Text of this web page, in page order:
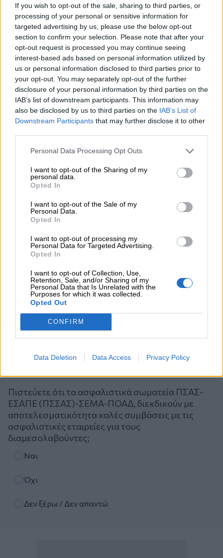
If you wish to opt-out of the sale, sharing to third parties, or
processing of your personal or sensitive information for
targeted advertising by us, please use the below opt-out
section to confirm your selection. Please note that after your
opt-out request is processed you may continue seeing
interest-based ads based on personal information utilized by
us or personal information disclosed to third parties prior to
your opt-out. You may separately opt-out of the further
disclosure of your personal information by third parties on the
IAB’s list of downstream participants. This information may
also be disclosed by us to third parties on the IAB’s List of
Downstream Participants that may further disclose it to other
Personal Data Processing Opt Outs
I want to opt-out of the Sharing of my
personal data.
Opted In
I want to opt-out of the Sale of my
Personal Data.
Opted In
I want to opt-out of processing my
Personal Data for Targeted Advertising.
Opted In
I want to opt-out of Collection, Use,
Retention, Sale, and/or Sharing of my
Personal Data that Is Unrelated with the
Purposes for which it was collected.
Opted Out
CONFIRM
Data Deletion Data Access Privacy Policy
Randy Schekman, Νομπελίστας Ιατρικής: «Σε πέντε χρόνια
μπορεί να έχουμε θεραπεία που αναστέλλει την εξέλιξη του
Πάρκινσον»
05.08.2026 - 12:33
Ε.Ε και παράνομη μετανάστευση: προτάσεις και δράσεις με
παρονομαστή το κοινό συμφέρον
05.08.2026 - 12:11
Αντώνης Βουκλαρής - «ΕΡΡΙΚΟΣ ΝΤΥΝΑΝ»
05.08.2026 - 11:30
ΠΕΡΙΣΣΟΤΕΡΑ
Πιστεύετε ότι τα ασφαλιστικά σωματεία ΠΣΑΣ-
ΕΣΑΠΕ (ΠΣΣΑΣ)-ΣΕΜΑ-ΠΟΑΔ, διεκδικούν με
αποτελεσματικότητα καλές συμβάσεις με τις
ασφαλιστικές εταιρείες για τους
διαμεσολαβούντες;
Ναι
Όχι
Δεν ξέρω / Δεν απαντώ